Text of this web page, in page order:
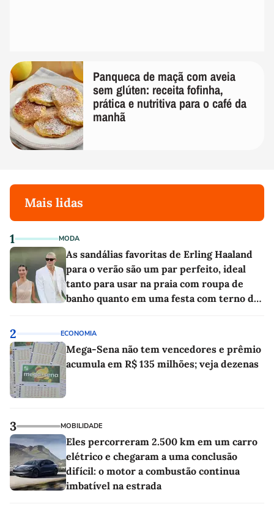
Panqueca de maçã com aveia
sem glúten: receita fofinha,
prática e nutritiva para o café da
manhã
Mais lidas
1 MODA
As sandálias favoritas de Erling Haaland
para o verão são um par perfeito, ideal
tanto para usar na praia com roupa de
banho quanto em uma festa com terno de
2 ECONOMIA
Mega-Sena não tem vencedores e prêmio
acumula em R$ 135 milhões; veja dezenas
3 MOBILIDADE
Eles percorreram 2.500 km em um carro
elétrico e chegaram a uma conclusão
difícil: o motor a combustão continua
imbatível na estrada